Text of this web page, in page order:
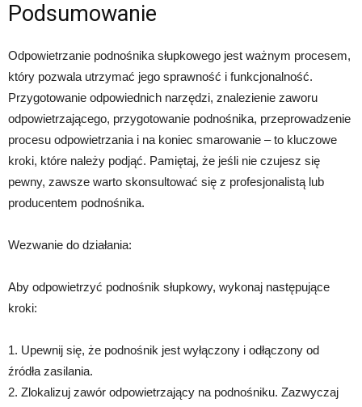
Podsumowanie
Odpowietrzanie podnośnika słupkowego jest ważnym procesem,
który pozwala utrzymać jego sprawność i funkcjonalność.
Przygotowanie odpowiednich narzędzi, znalezienie zaworu
odpowietrzającego, przygotowanie podnośnika, przeprowadzenie
procesu odpowietrzania i na koniec smarowanie – to kluczowe
kroki, które należy podjąć. Pamiętaj, że jeśli nie czujesz się
pewny, zawsze warto skonsultować się z profesjonalistą lub
producentem podnośnika.
Wezwanie do działania:
Aby odpowietrzyć podnośnik słupkowy, wykonaj następujące
kroki:
1. Upewnij się, że podnośnik jest wyłączony i odłączony od
źródła zasilania.
2. Zlokalizuj zawór odpowietrzający na podnośniku. Zazwyczaj